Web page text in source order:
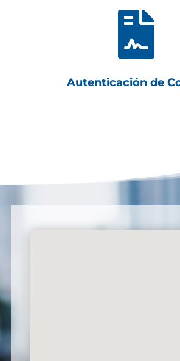

Autenticación de